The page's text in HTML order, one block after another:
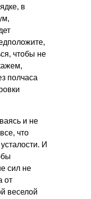
в
чтобы не
полчаса
и не
что
И
сил не
от
веселой